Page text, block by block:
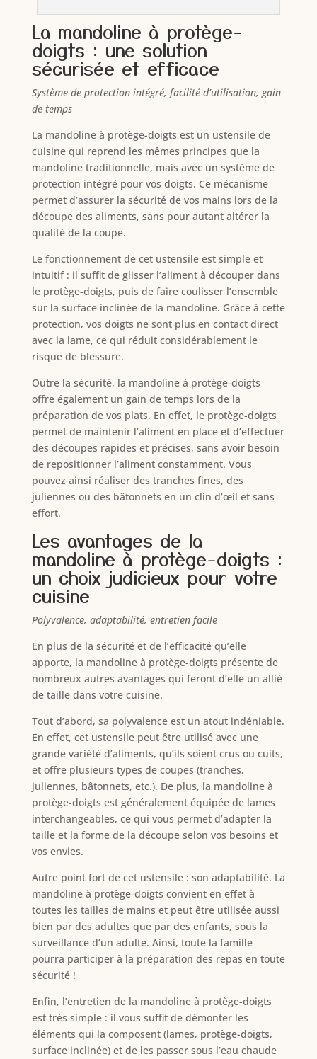
La mandoline à protège-
doigts : une solution
sécurisée et efficace
Système de protection intégré, facilité d’utilisation, gain
de temps
La mandoline à protège-doigts est un ustensile de
cuisine qui reprend les mêmes principes que la
mandoline traditionnelle, mais avec un système de
protection intégré pour vos doigts. Ce mécanisme
permet d’assurer la sécurité de vos mains lors de la
découpe des aliments, sans pour autant altérer la
qualité de la coupe.
Le fonctionnement de cet ustensile est simple et
intuitif : il suffit de glisser l’aliment à découper dans
le protège-doigts, puis de faire coulisser l’ensemble
sur la surface inclinée de la mandoline. Grâce à cette
protection, vos doigts ne sont plus en contact direct
avec la lame, ce qui réduit considérablement le
risque de blessure.
Outre la sécurité, la mandoline à protège-doigts
offre également un gain de temps lors de la
préparation de vos plats. En effet, le protège-doigts
permet de maintenir l’aliment en place et d’effectuer
des découpes rapides et précises, sans avoir besoin
de repositionner l’aliment constamment. Vous
pouvez ainsi réaliser des tranches fines, des
juliennes ou des bâtonnets en un clin d’œil et sans
effort.
Les avantages de la
mandoline à protège-doigts :
un choix judicieux pour votre
cuisine
Polyvalence, adaptabilité, entretien facile
En plus de la sécurité et de l’efficacité qu’elle
apporte, la mandoline à protège-doigts présente de
nombreux autres avantages qui feront d’elle un allié
de taille dans votre cuisine.
Tout d’abord, sa polyvalence est un atout indéniable.
En effet, cet ustensile peut être utilisé avec une
grande variété d’aliments, qu’ils soient crus ou cuits,
et offre plusieurs types de coupes (tranches,
juliennes, bâtonnets, etc.). De plus, la mandoline à
protège-doigts est généralement équipée de lames
interchangeables, ce qui vous permet d’adapter la
taille et la forme de la découpe selon vos besoins et
vos envies.
Autre point fort de cet ustensile : son adaptabilité. La
mandoline à protège-doigts convient en effet à
toutes les tailles de mains et peut être utilisée aussi
bien par des adultes que par des enfants, sous la
surveillance d’un adulte. Ainsi, toute la famille
pourra participer à la préparation des repas en toute
sécurité !
Enfin, l’entretien de la mandoline à protège-doigts
est très simple : il vous suffit de démonter les
éléments qui la composent (lames, protège-doigts,
surface inclinée) et de les passer sous l’eau chaude